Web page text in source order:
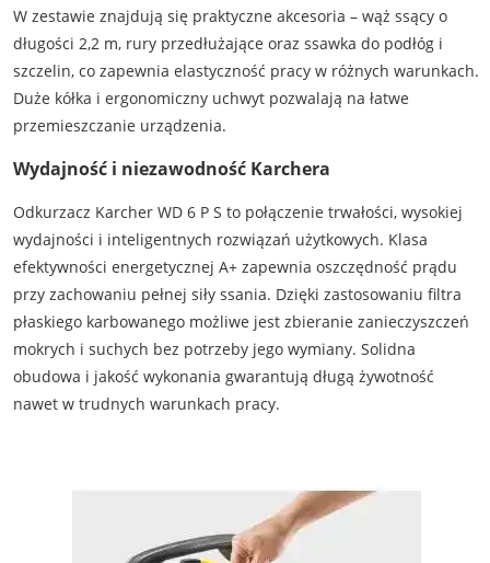
W zestawie znajdują się praktyczne akcesoria – wąż ssący o
długości 2,2 m, rury przedłużające oraz ssawka do podłóg i
szczelin, co zapewnia elastyczność pracy w różnych warunkach.
Duże kółka i ergonomiczny uchwyt pozwalają na łatwe
przemieszczanie urządzenia.
Wydajność i niezawodność Karchera
Odkurzacz Karcher WD 6 P S to połączenie trwałości, wysokiej
wydajności i inteligentnych rozwiązań użytkowych. Klasa
efektywności energetycznej A+ zapewnia oszczędność prądu
przy zachowaniu pełnej siły ssania. Dzięki zastosowaniu filtra
płaskiego karbowanego możliwe jest zbieranie zanieczyszczeń
mokrych i suchych bez potrzeby jego wymiany. Solidna
obudowa i jakość wykonania gwarantują długą żywotność
nawet w trudnych warunkach pracy.